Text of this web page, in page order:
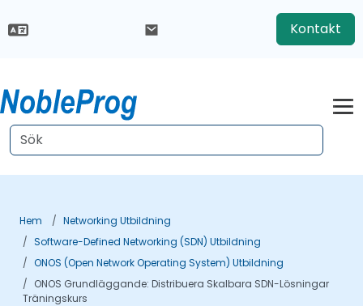
Kontakt
Hem
Networking Utbildning
Software-Defined Networking (SDN) Utbildning
ONOS (Open Network Operating System) Utbildning
ONOS Grundläggande: Distribuera Skalbara SDN-Lösningar
Träningskurs